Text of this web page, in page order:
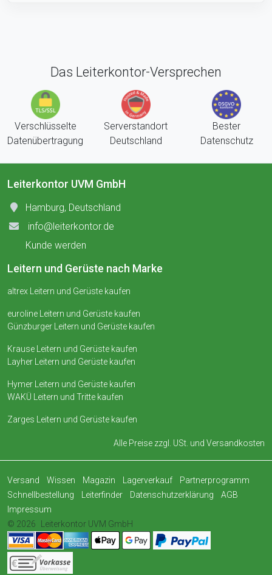
Das Leiterkontor-Versprechen
Verschlüsselte
Datenübertragung
Serverstandort
Deutschland
Bester
Datenschutz
Leiterkontor UVM GmbH
Hamburg, Deutschland
info@leiterkontor.de
Kunde werden
Leitern und Gerüste nach Marke
altrex Leitern und Gerüste kaufen
euroline Leitern und Gerüste kaufen
Günzburger Leitern und Gerüste kaufen
Krause Leitern und Gerüste kaufen
Layher Leitern und Gerüste kaufen
Hymer Leitern und Gerüste kaufen
WAKÜ Leitern und Tritte kaufen
Zarges Leitern und Gerüste kaufen
Alle Preise zzgl. USt. und Versandkosten
Versand Wissen Magazin Lagerverkauf
Partnerprogramm
Schnellbestellung
Leiterfinder Datenschutzerklärung
AGB
Impressum
© 2026
Leiterkontor UVM GmbH